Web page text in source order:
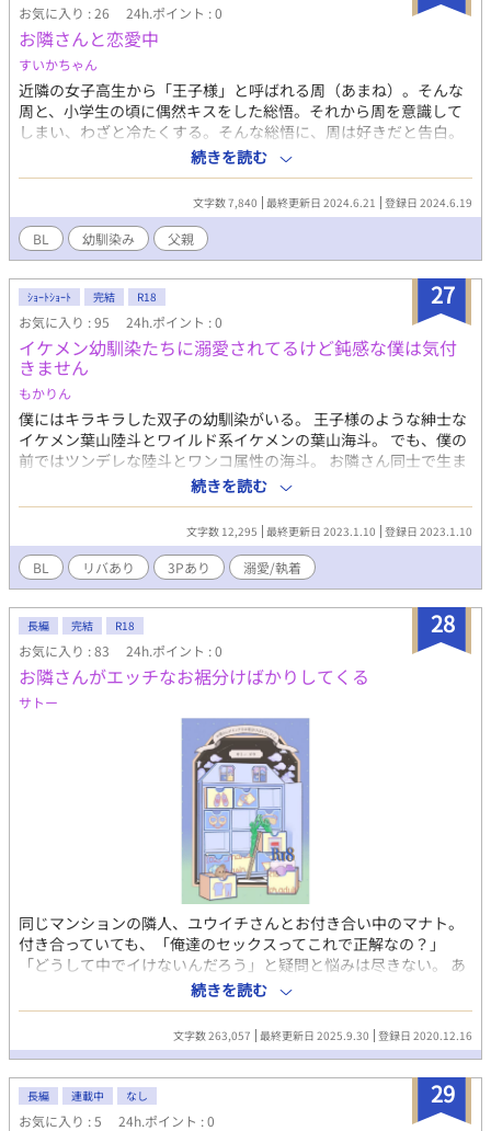
お気に入り : 26 24h.ポイント : 0
お隣さんと恋愛中
すいかちゃん
近隣の女子高生から「王子様」と呼ばれる周（あまね）。そんな
周と、小学生の頃に偶然キスをした総悟。それから周を意識して
しまい、わざと冷たくする。そんな総悟に、周は好きだと告白。
パニックになった総悟は、つい「好きではない」と言ってしま
う。周は、当てつけのように女子と交際をスタート。総悟は、や
っと周への想いに気がつくが・・・。 そして、2人の父親達
も・・・。
続きを読む
文字数 7,840 最終更新日 2024.6.21 登録日 2024.6.19
BL 幼馴染み 父親
27
ｼｮｰﾄｼｮｰﾄ 完結 R18
お気に入り : 95 24h.ポイント : 0
イケメン幼馴染たちに溺愛されてるけど鈍感な僕は気付
きません
もかりん
僕にはキラキラした双子の幼馴染がいる。 王子様のような紳士な
イケメン葉山陸斗とワイルド系イケメンの葉山海斗。 でも、僕の
前ではツンデレな陸斗とワンコ属性の海斗。 お隣さん同士で生ま
れた頃から3兄弟のように育っていつも一緒だったが… 自己肯定
感の低い僕は、自分が邪魔者だと思い込み、2人から逃げまくる…
賢い2人に結局捕まり、激甘な3人暮らしを始めることに… ※主人
公が攻め受け同時のサンドイッチがあります。苦手な方はご注意
ください。
続きを読む
文字数 12,295 最終更新日 2023.1.10 登録日 2023.1.10
BL リバあり 3Pあり 溺愛/執着
28
長編 完結 R18
お気に入り : 83 24h.ポイント : 0
お隣さんがエッチなお裾分けばかりしてくる
サトー
同じマンションの隣人、ユウイチさんとお付き合い中のマナト。
付き合っていても、「俺達のセックスってこれで正解なの？」
「どうして中でイけないんだろう」と疑問と悩みは尽きない。 あ
る時、彼氏のユウイチさんが隠し持っていた「お裾分けしようと
思っていた」というアダルトグッズを試してみることになっ
て…？！ 恥ずかしくって心が折れそうになりながらも頑張る受け
と、無害な変態の攻めのお話です。 ※「お隣さんがパンツを見せ
品はべつのペンネームでムーンライトノベルズにも投稿していま
す。 表紙：ころも様
続きを読む
文字数 263,057 最終更新日 2025.9.30 登録日 2020.12.16
29
長編 連載中 なし
お気に入り : 5 24h.ポイント : 0